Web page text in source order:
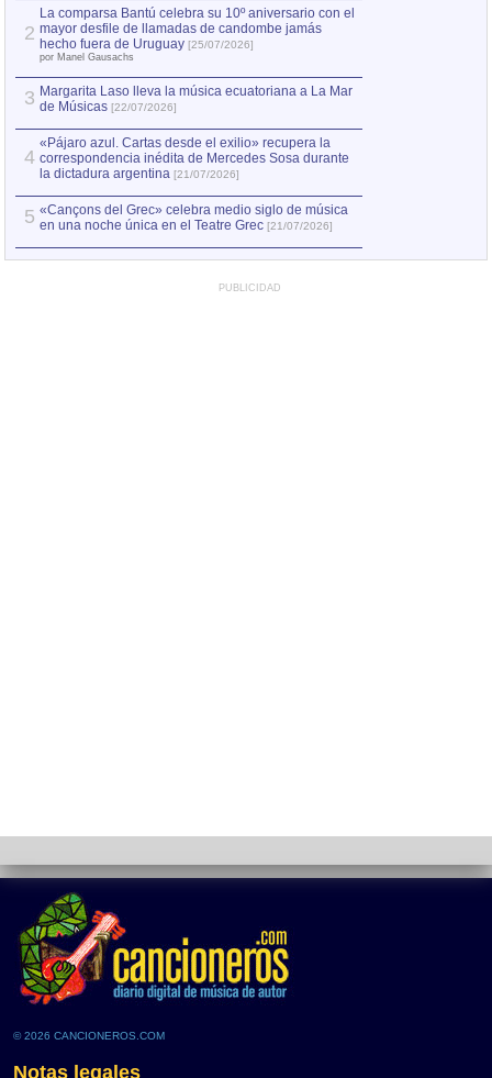
2
La comparsa Bantú celebra su 10º aniversario con el
mayor desfile de llamadas de candombe jamás
hecho fuera de Uruguay [25/07/2026]
por Manel Gausachs
3 Margarita Laso lleva la música ecuatoriana a La Mar
de Músicas [22/07/2026]
4
«Pájaro azul. Cartas desde el exilio» recupera la
correspondencia inédita de Mercedes Sosa durante
la dictadura argentina [21/07/2026]
5 «Cançons del Grec» celebra medio siglo de música
en una noche única en el Teatre Grec [21/07/2026]
PUBLICIDAD
© 2026 CANCIONEROS.COM
Notas legales